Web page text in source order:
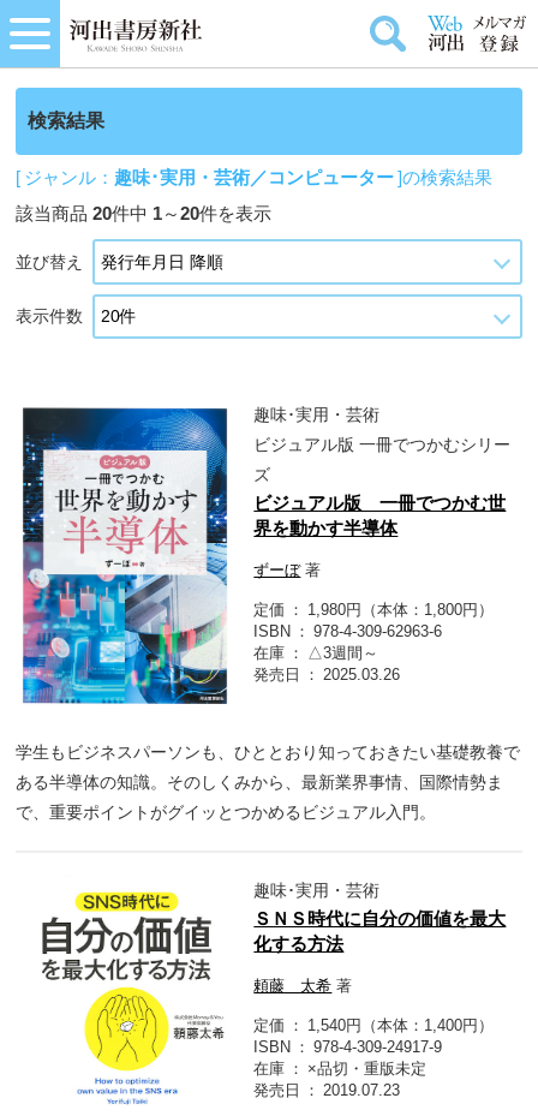
検索結果
[ ジャンル： 趣味･実用・芸術／コンピューター]の検索結果
該当商品20件中 1～20件を表示
並び替え
表示件数
趣味･実用・芸術
ビジュアル版 一冊でつかむシリー
ズ
ビジュアル版 一冊でつかむ世
界を動かす半導体
ずーぼ著
定価
1,980円（本体：1,800円）
ISBN
978-4-309-62963-6
在庫
△3週間～
発売日
2025.03.26
学生もビジネスパーソンも、ひととおり知っておきたい基礎教養で
ある半導体の知識。そのしくみから、最新業界事情、国際情勢ま
で、重要ポイントがグイッとつかめるビジュアル入門。
趣味･実用・芸術
ＳＮＳ時代に自分の価値を最大
化する方法
頼藤 太希 著
定価
1,540円（本体：1,400円）
ISBN
978-4-309-24917-9
在庫
×品切・重版未定
発売日
2019.07.23